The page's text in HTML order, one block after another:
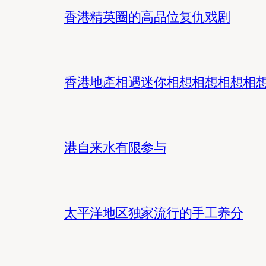
香港精英圈的高品位复仇戏剧
香港地產相遇迷你相想相想相想相
港自来水有限参与
太平洋地区独家流行的手工养分